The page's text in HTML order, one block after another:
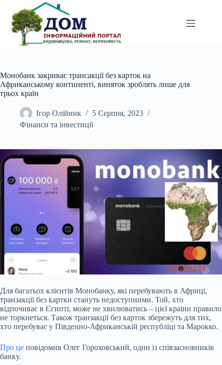
вмісту
Монобанк закриває трансакції без карток на
Африканському континенті, виняток зроблять лише для
трьох країн
Ігор Олійник
5 Серпня, 2023
Фінанси та інвестиції
Для багатьох клієнтів Монобанку, які перебувають в Африці,
транзакції без картки стануть недоступними. Той, хто
відпочиває в Єгипті, може не хвилюватись – цієї країни правило
не торкнеться. Також транзакції без карток збережуть для тих,
хто перебуває у Південно-Африканській республіці та Марокко.
Про це повідомив Олег Гороховський, один із співзасновників
банку.